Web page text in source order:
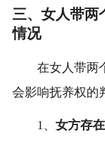
三、女人带两
情况
在女人带两
会影响抚养权的
1、 女方存